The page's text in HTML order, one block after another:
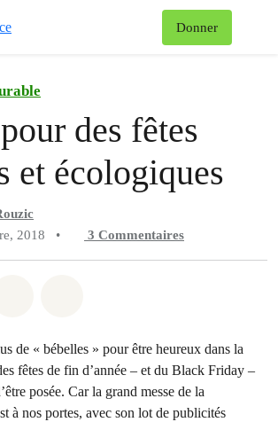
Donner
des fêtes
et écologiques
2018
• 3 Commentaires
de « bébelles » pour être heureux dans la
fêtes de fin d’année – et du Black Friday –
posée. Car la grand messe de la
à nos portes, avec son lot de publicités